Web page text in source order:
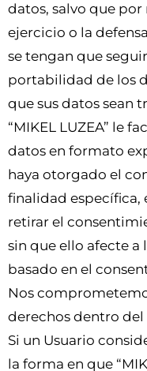
datos, salvo que
ejercicio o la
se tengan que
portabilidad de los
que sus datos sean
“MIKEL LUZEA” le
datos en formato
haya otorgado el
finalidad específica,
retirar el
sin que ello afecte
basado en el
Nos
derechos dentro del
Si un Usuario
la forma en que